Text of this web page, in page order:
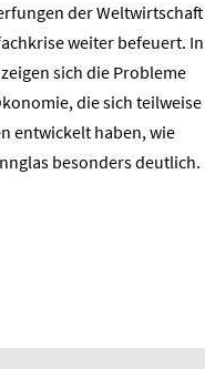
der Weltwirtschaft
weiter befeuert. In
sich die Probleme
die sich teilweise
entwickelt haben, wie
besonders deutlich.